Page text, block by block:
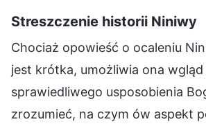
Streszczenie historii Niniwy
Chociaż opowieść o ocaleniu
jest krótka, umożliwia ona
sprawiedliwego usposobienia
zrozumieć, na czym ów aspekt